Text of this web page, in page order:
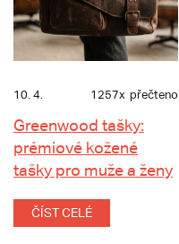
10. 4. 1257x přečteno
Greenwood tašky:
prémiové kožené
tašky pro muže a ženy
ČÍST CELÉ